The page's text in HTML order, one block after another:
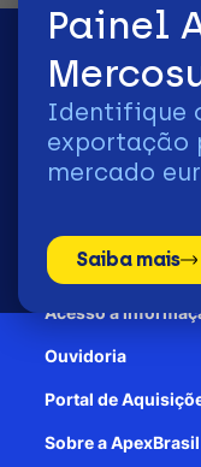
Painel
Identifique
exportação
mercado
Saiba mais
2026 | © Todos os
Patrocínio
Acesso à
Ouvidoria
Portal de
Sobre a ApexBrasil